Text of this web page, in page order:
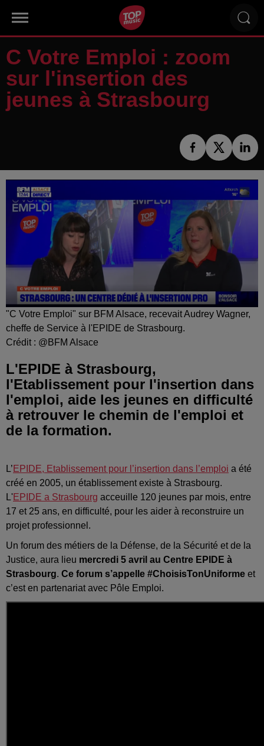
C Votre Emploi : zoom
sur l'insertion des
jeunes à Strasbourg
"C Votre Emploi" sur BFM Alsace, recevait Audrey Wagner,
cheffe de Service à l'EPIDE de Strasbourg.
Crédit : @BFM Alsace
L'EPIDE à Strasbourg,
l'Etablissement pour l'insertion dans
l'emploi, aide les jeunes en difficulté
à retrouver le chemin de l'emploi et
de la formation.
L’ EPIDE, Etablissement pour l’insertion dans l’emploi a été
créé en 2005, un établissement existe à Strasbourg.
L'EPIDE a Strasbourg acceuille 120 jeunes par mois, entre
17 et 25 ans, en difficulté, pour les aider à reconstruire un
projet professionnel.
Un forum des métiers de la Défense, de la Sécurité et de la
Justice, aura lieu mercredi 5 avril au Centre EPIDE à
Strasbourg. Ce forum s’appelle #ChoisisTonUniforme et
c’est en partenariat avec Pôle Emploi.